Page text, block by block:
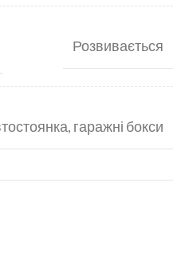
Розвивається
гаражні бокси